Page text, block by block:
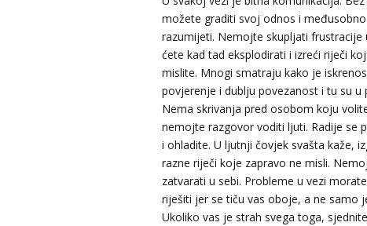
možete graditi svoj odnos i
razumijeti. Nemojte skupljati frustracije
ćete kad tad eksplodirati i izreći riječi
mislite. Mnogi smatraju kako je
povjerenje i dublju povezanost i tu su u
Nema skrivanja pred osobom koju
nemojte razgovor voditi ljuti. Radije se
i ohladite. U ljutnji čovjek svašta kaže,
razne riječi koje zapravo ne misli.
zatvarati u sebi. Probleme u vezi
riješiti jer se tiču vas oboje, a ne samo
Ukoliko vas je strah svega toga,
AZRA / Kod 02
Tarot savjetnik je slobodan
visak, tarot, vidovitost, ljubavna predviđanja
Broj tel: 064/600-600
tel:0,93€ - mob:1,12€ min
RAJNA / Kod 85